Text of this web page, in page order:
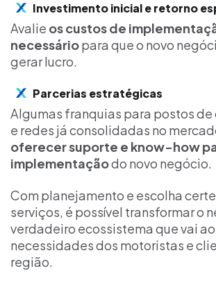
Investimento inicial e retorno
Avalie os custos de
necessáriopara que o novo
gerar lucro.
Parcerias estratégicas
Algumas franquias para postos de
e redes já consolidadas no
oferecer suporte e know-how
implementaçãodo novo negócio.
Com planejamento e escolha
serviços, é possível transformar o
verdadeiro ecossistema que vai
necessidades dos motoristas e
região.